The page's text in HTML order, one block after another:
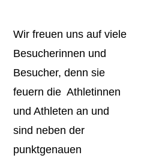
Wir freuen uns auf viele
Besucherinnen und
Besucher, denn sie
feuern die Athletinnen
und Athleten an und
sind neben der
punktgenauen